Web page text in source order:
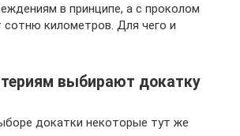
в принципе, а с проколом
километров. Для чего и
выбирают докатку
докатки некоторые тут же